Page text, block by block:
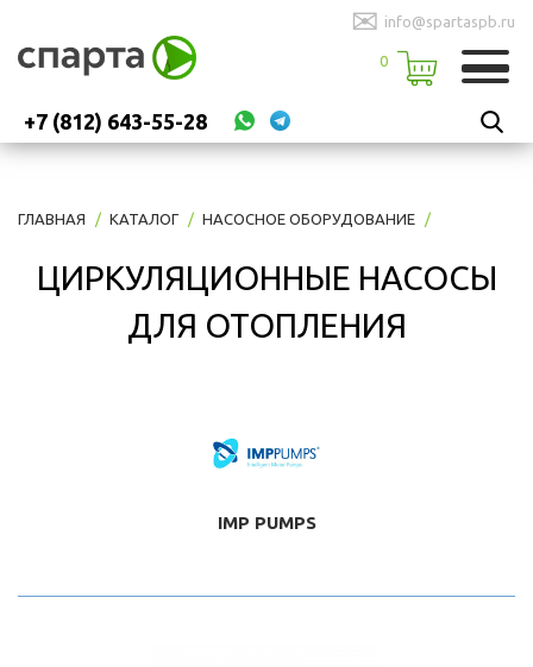
✉ info@spartaspb.ru
0
+7 (812) 643-55-28
ГЛАВНАЯ КАТАЛОГ НАСОСНОЕ ОБОРУДОВАНИЕ
ЦИРКУЛЯЦИОННЫЕ НАСОСЫ
ДЛЯ ОТОПЛЕНИЯ
IMP PUMPS